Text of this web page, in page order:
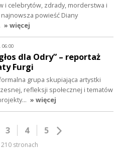
i celebrytów, zdrady, morderstwa i
powieść Diany
» więcej
06:00
dla Odry” – reportaż
Furgi
grupa skupiająca artystki
refleksji społecznej i tematów
» więcej
3 4 5
stronach